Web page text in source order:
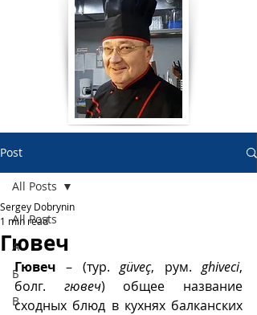
Post
All Posts
А
Б
В
All Posts
Гювеч
Sergey Dobrynin
1 min read
Гювеч – (тур. güveç, рум. ghiveci,
болг. гювеч) общее название
сходных блюд в кухнях балканских